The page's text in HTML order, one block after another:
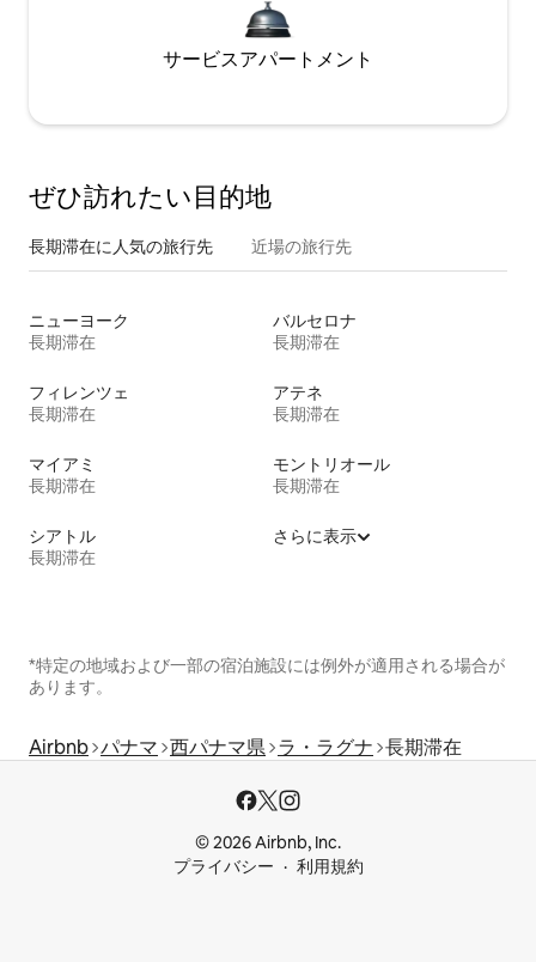
サービスアパートメント
ぜひ訪⁠れ⁠た⁠い目⁠的⁠地
長期滞在に人気の旅行先 近場の旅行先
ニューヨーク
長期滞在
バルセロナ
長期滞在
フィレンツェ
長期滞在
アテネ
長期滞在
マイアミ
長期滞在
モントリオール
長期滞在
シアトル
長期滞在
さらに表示
*特定の地域および一部の宿泊施設には例外が適用される場合が
あります。
Airbnb パナマ 西パナマ県 ラ・ラグナ 長期滞在
© 2026 Airbnb, Inc.
プライバシー
利用規約